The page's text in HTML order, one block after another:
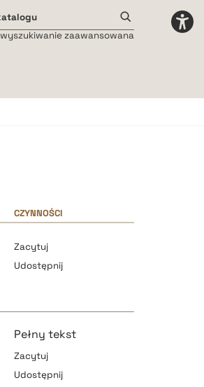
wyszukiwanie zaawansowana
CZYNNOŚCI
Zacytuj
Udostępnij
Pełny tekst
Zacytuj
Udostępnij